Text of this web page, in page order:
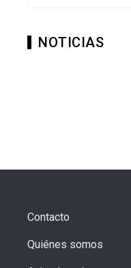
NOTICIAS
Contacto
Quiénes somos